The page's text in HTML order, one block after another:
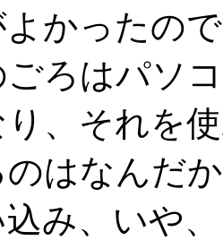
かったの
ごろはパソ
り、それを
のはなんだ
み、いや